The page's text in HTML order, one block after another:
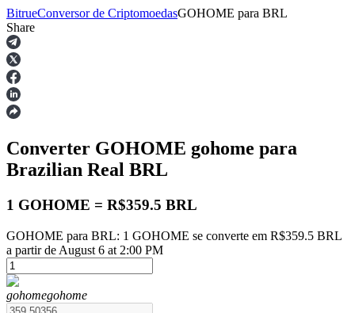
Futuros
Futuros de USDT
BitrueConversor de CriptomoedasGOHOME para BRL
Share
Converter GOHOME gohome para
Brazilian Real BRL
1 GOHOME = R$359.5 BRL
GOHOME para BRL: 1 GOHOME se converte em R$359.5 BRL
a partir de August 6 at 2:00 PM
gohomegohome